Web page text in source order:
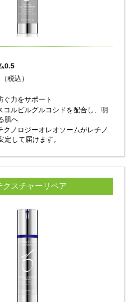
0.5
税込）
ぐ力をサポート
コルビルグルコシドを配合し、明
肌へ
クノロジーオレオソームがレチノ
定して届けます。
クスチャーリペア